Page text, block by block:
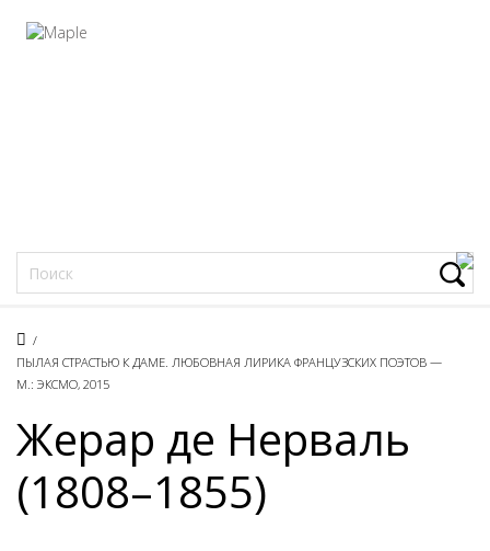
/
ПЫЛАЯ СТРАСТЬЮ К ДАМЕ. ЛЮБОВНАЯ ЛИРИКА ФРАНЦУЗСКИХ ПОЭТОВ —
М.: ЭКСМО, 2015
Жерар де Нерваль
(1808–1855)